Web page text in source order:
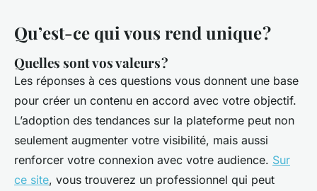
Qu’est-ce qui vous rend unique ?
Quelles sont vos valeurs ?
Les réponses à ces questions vous donnent une base
pour créer un contenu en accord avec votre objectif.
L’adoption des tendances sur la plateforme peut non
seulement augmenter votre visibilité, mais aussi
renforcer votre connexion avec votre audience. Sur
ce site, vous trouverez un professionnel qui peut